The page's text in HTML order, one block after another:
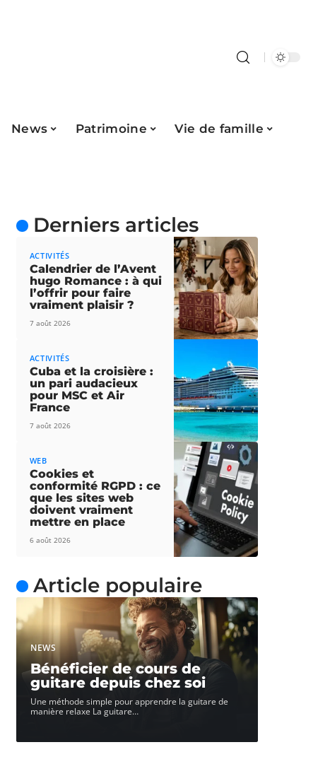
News Patrimoine
Vie de famille
Derniers articles
ACTIVITÉS
Calendrier de l’Avent
hugo Romance : à qui
l’offrir pour faire
vraiment plaisir ?
7 août 2026
ACTIVITÉS
Cuba et la croisière :
un pari audacieux
pour MSC et Air
France
7 août 2026
WEB
Cookies et
conformité RGPD : ce
que les sites web
doivent vraiment
mettre en place
6 août 2026
Article populaire
NEWS
Bénéficier de cours de
guitare depuis chez soi
Une méthode simple pour apprendre la guitare de
manière relaxe La guitare…